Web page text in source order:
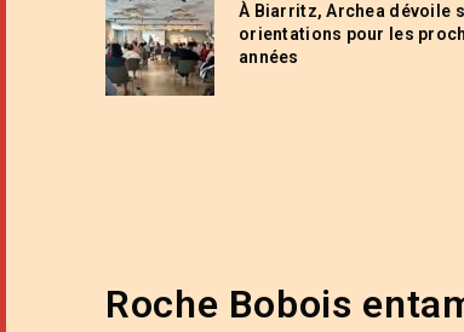
À Biarritz, Archea dévoile
orientations pour les
années
Roche Bobois